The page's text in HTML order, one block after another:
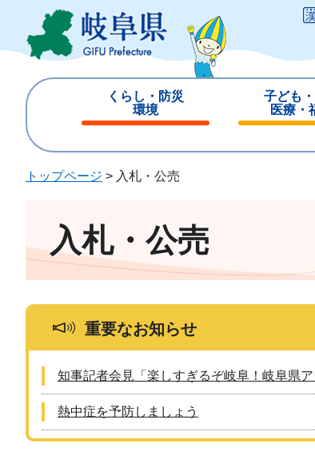
ジ
ュ
くらし・防災
環境
じ
子ども
医療・
じ
トップページ > 入札・公売
入札・公売
重要なお知らせ
知事記者会見「楽しすぎるぞ岐阜！岐阜県
熱中症を予防しましょう